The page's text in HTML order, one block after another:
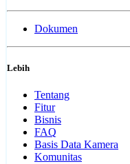
Dokumen
Lebih
Tentang
Fitur
Bisnis
FAQ
Basis Data Kamera
Komunitas